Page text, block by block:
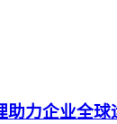
助力企业全球